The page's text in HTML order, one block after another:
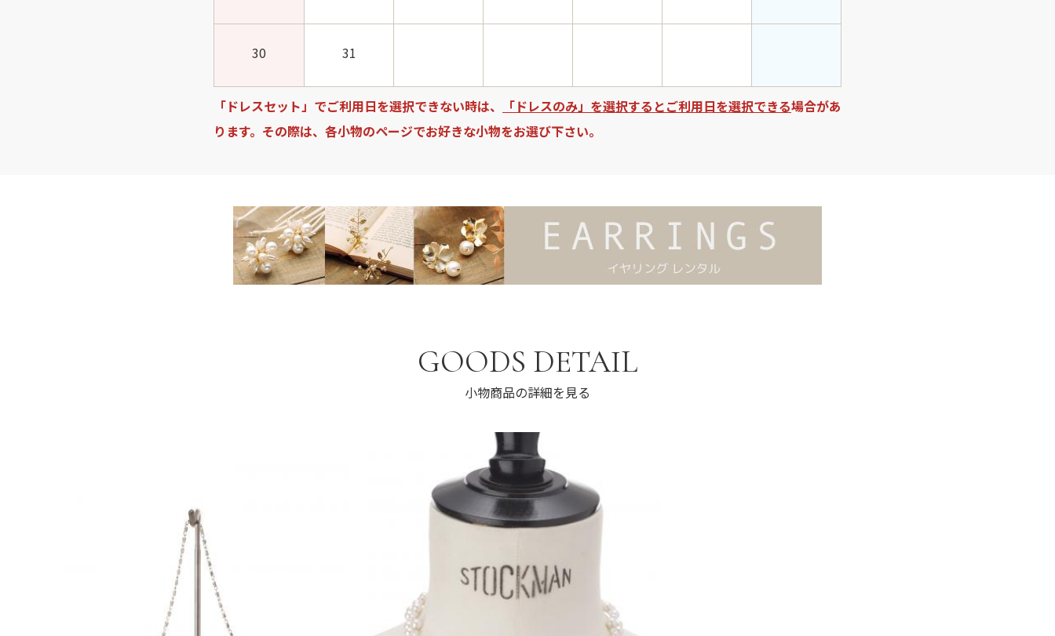
30 31
「ドレスセット」でご利用日を選択できない時は、 「ドレスのみ」を選択するとご利用日を選択できる場合があ
ります。その際は、各小物のページでお好きな小物をお選び下さい。
GOODS DETAIL
小物商品の詳細を見る